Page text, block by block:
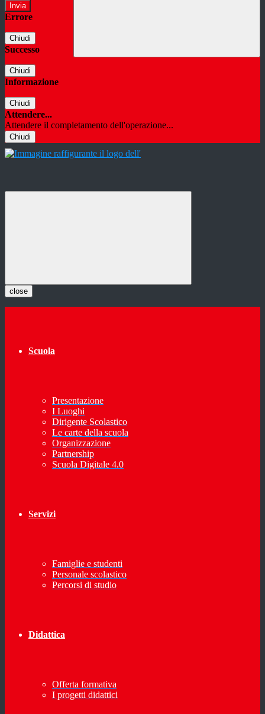
Errore
Chiudi
Successo
Chiudi
Informazione
Chiudi
Attendere...
Attendere il completamento dell'operazione...
Chiudi
close
Scuola
Presentazione
I Luoghi
Dirigente Scolastico
Le carte della scuola
Organizzazione
Partnership
Scuola Digitale 4.0
Servizi
Famiglie e studenti
Personale scolastico
Percorsi di studio
Didattica
Offerta formativa
I progetti didattici